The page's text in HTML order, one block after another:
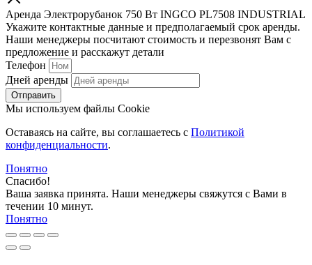
Аренда Электрорубанок 750 Вт INGCO PL7508 INDUSTRIAL
Укажите контактные данные и предполагаемый срок аренды.
Наши менеджеры посчитают стоимость и перезвонят Вам с
предложение и расскажут детали
Телефон
Дней аренды
Отправить
Мы используем файлы Cookie
Оставаясь на сайте, вы соглашаетесь c Политикой
конфиденциальности.
Понятно
Спасибо!
Ваша заявка принята. Наши менеджеры свяжутся с Вами в
течении 10 минут.
Понятно